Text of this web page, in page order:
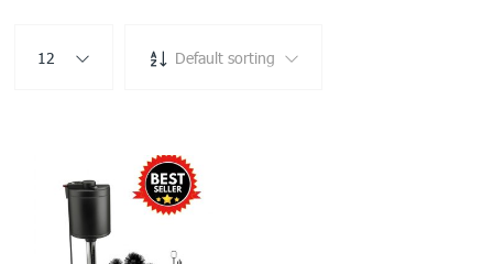
12 Default sorting